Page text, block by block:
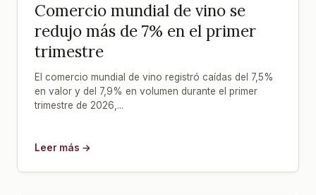
Comercio mundial de vino se
redujo más de 7% en el primer
trimestre
El comercio mundial de vino registró caídas del 7,5%
en valor y del 7,9% en volumen durante el primer
trimestre de 2026,...
Leer más →